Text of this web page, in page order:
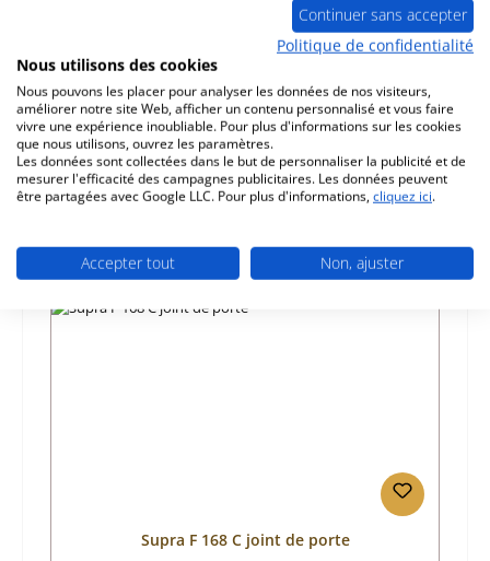
168 C Supra F 168 C sole foyère données clés: plaque de
Caractéristiques
Informations sur la sécurité du produit
Ignorer la galerie de produits
Prod. similaires
Supra F 168 C joint de porte
Continuer sans accepter
Politique de confidentialité
Nous utilisons des cookies
Nous pouvons les placer pour analyser les données de nos visiteurs,
améliorer notre site Web, afficher un contenu personnalisé et vous faire
vivre une expérience inoubliable. Pour plus d'informations sur les cookies
que nous utilisons, ouvrez les paramètres.
Les données sont collectées dans le but de personnaliser la publicité et de
mesurer l'efficacité des campagnes publicitaires. Les données peuvent
être partagées avec Google LLC. Pour plus d'informations, cliquez ici.
Accepter tout Non, ajuster